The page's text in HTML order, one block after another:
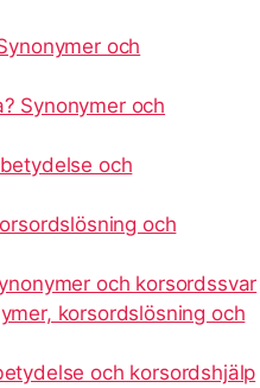
och
Synonymer och
och
och
och korsordssvar
korsordslösning och
och korsordshjälp